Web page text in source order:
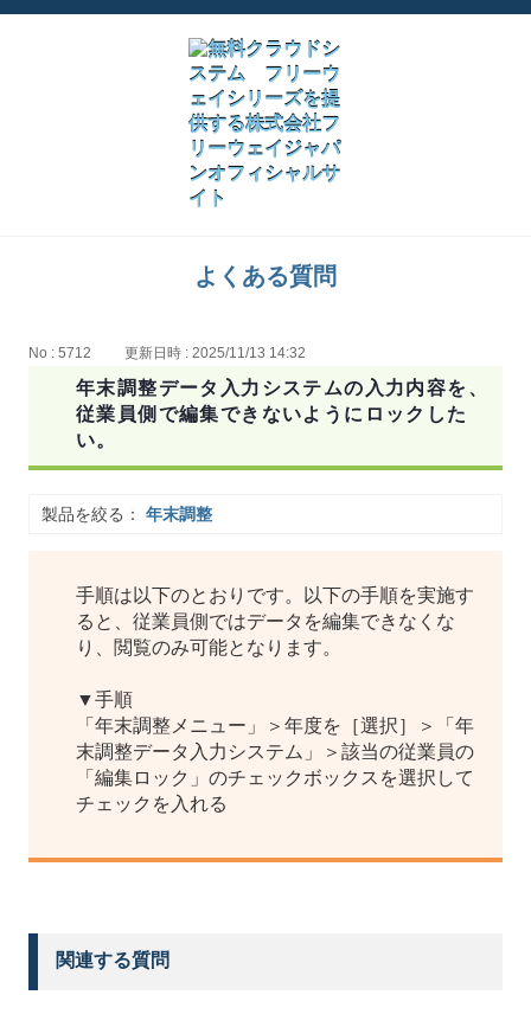
よくある質問
No : 5712 更新日時 : 2025/11/13 14:32
年末調整データ入力システムの入力内容を、
従業員側で編集できないようにロックした
い。
製品を絞る： 年末調整
手順は以下のとおりです。以下の手順を実施す
ると、従業員側ではデータを編集できなくな
り、閲覧のみ可能となります。
▼手順
「年末調整メニュー」＞年度を［選択］＞「年
末調整データ入力システム」＞該当の従業員の
「編集ロック」のチェックボックスを選択して
チェックを入れる
関連する質問